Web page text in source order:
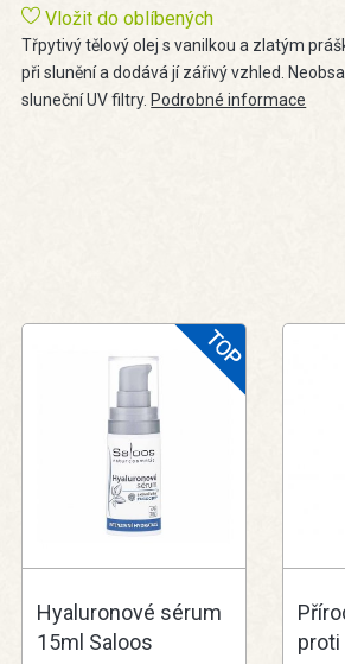
Vložit do oblíbených
Třpytivý tělový olej s vanilkou a zlatým
při slunění a dodává jí zářivý vzhled.
sluneční UV filtry.Podrobné informace
Hyaluronové sérum
15ml Saloos
proti